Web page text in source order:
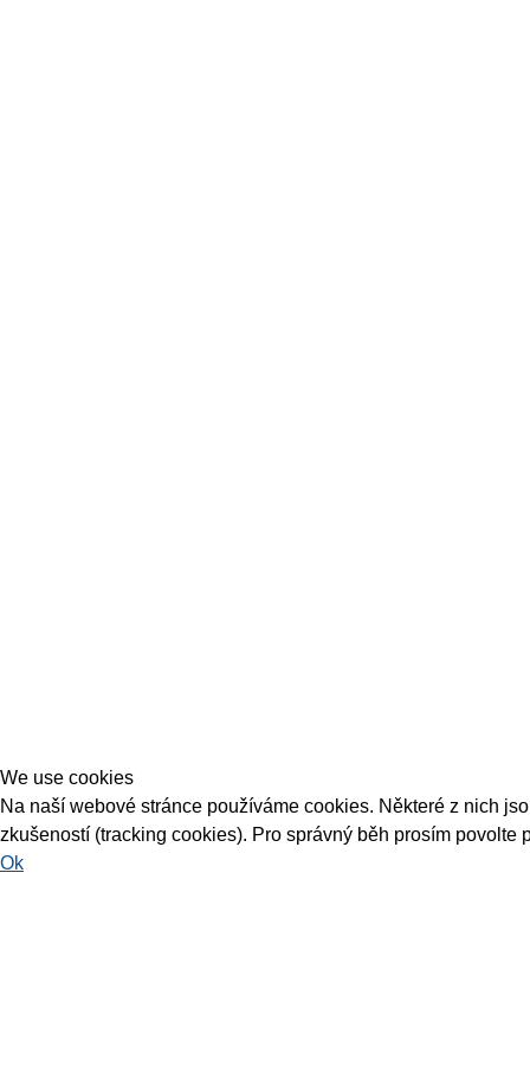
We use cookies
Na naší webové stránce používáme cookies. Některé z nich
zkušeností (tracking cookies). Pro správný běh prosím povolte
Ok